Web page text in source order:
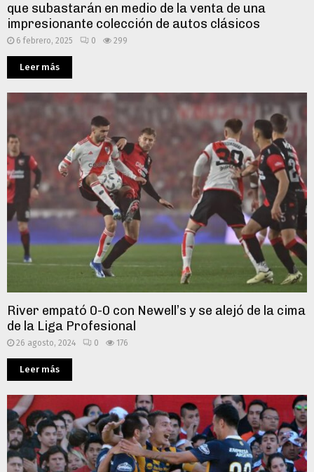
que subastarán en medio de la venta de una
impresionante colección de autos clásicos
6 febrero, 2025 0 299
Leer más
River empató 0-0 con Newell’s y se alejó de la cima
de la Liga Profesional
26 agosto, 2024 0 176
Leer más